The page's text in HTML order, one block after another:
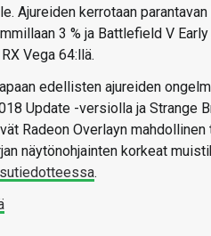
Ajureiden kerrotaan
3 % ja Battlefield V
Vega 64:llä.
edellisten ajureiden
Update -versiolla ja Strange
Radeon Overlayn
näytönohjainten korkeat
.